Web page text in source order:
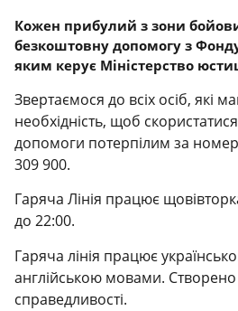
Кожен прибулий з зони
безкоштовну допомогу з
яким керує Міністерство
Звертаємося до всіх осіб, які
необхідність, щоб
допомоги потерпілим за
309 900.
Гаряча Лінія працює
до 22:00.
Гаряча лінія працює
англійською мовами. Створено
справедливості.